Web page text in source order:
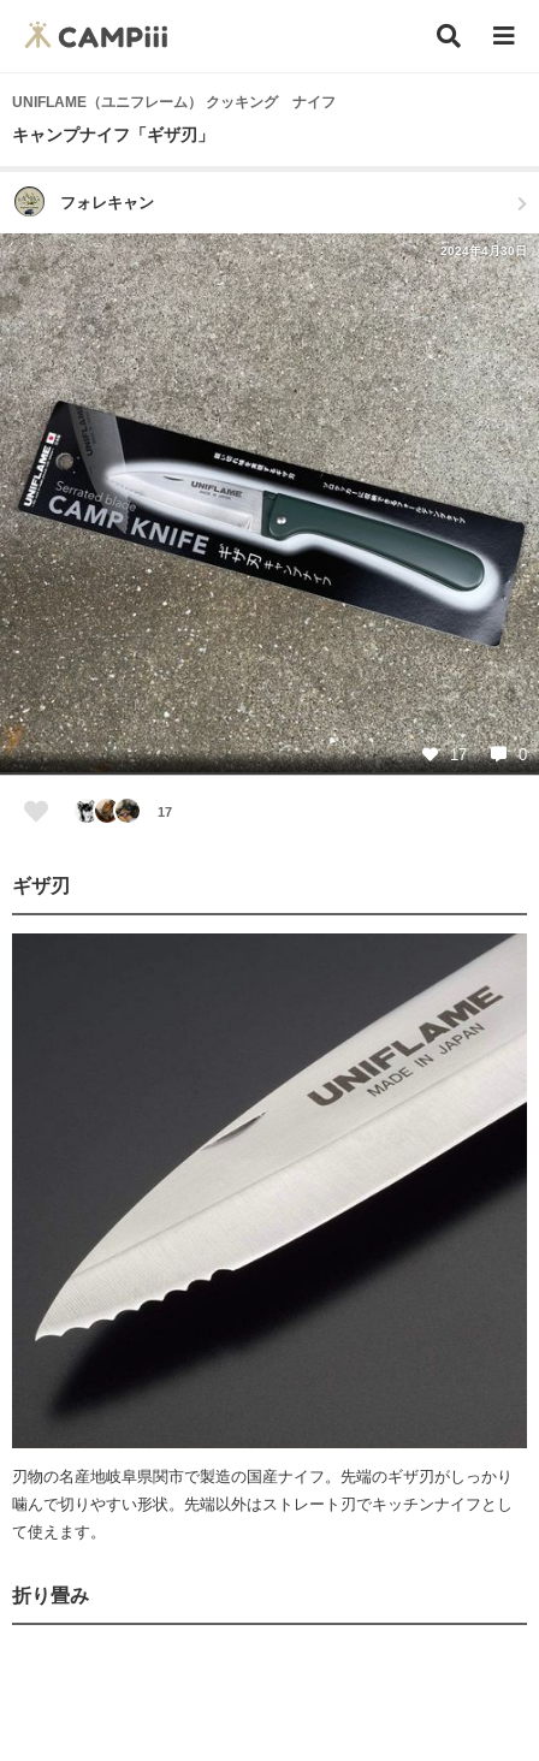
UNIFLAME（ユニフレーム） クッキング ナイフ
キャンプナイフ「ギザ刃」
フォレキャン
2024年4月30日
17 0
17
ギザ刃
刃物の名産地岐阜県関市で製造の国産ナイフ。先端のギザ刃がしっかり
噛んで切りやすい形状。先端以外はストレート刃でキッチンナイフとし
て使えます。
折り畳み